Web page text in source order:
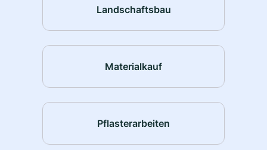
Landschaftsbau
Materialkauf
Pflasterarbeiten